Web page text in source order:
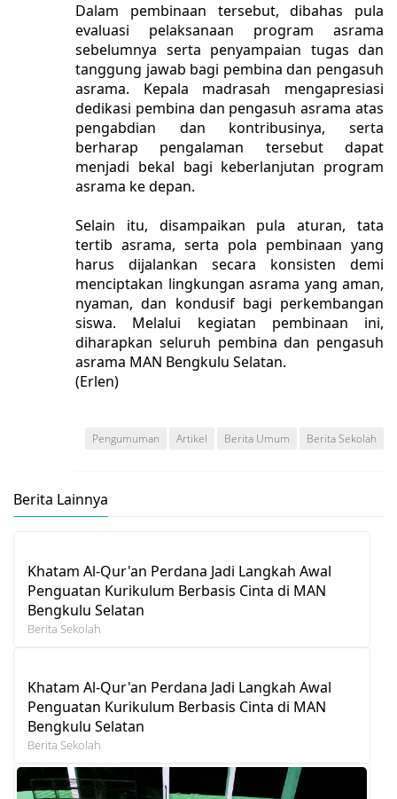
Dalam pembinaan tersebut, dibahas pula
evaluasi pelaksanaan program asrama
sebelumnya serta penyampaian tugas dan
tanggung jawab bagi pembina dan pengasuh
asrama. Kepala madrasah mengapresiasi
dedikasi pembina dan pengasuh asrama atas
pengabdian dan kontribusinya, serta
berharap pengalaman tersebut dapat
menjadi bekal bagi keberlanjutan program
asrama ke depan.
Selain itu, disampaikan pula aturan, tata
tertib asrama, serta pola pembinaan yang
harus dijalankan secara konsisten demi
menciptakan lingkungan asrama yang aman,
nyaman, dan kondusif bagi perkembangan
siswa. Melalui kegiatan pembinaan ini,
diharapkan seluruh pembina dan pengasuh
asrama MAN Bengkulu Selatan.
(Erlen)
Pengumuman Artikel Berita Umum Berita Sekolah
Berita Lainnya
Khatam Al-Qur'an Perdana Jadi Langkah Awal
Penguatan Kurikulum Berbasis Cinta di MAN
Bengkulu Selatan
Berita Sekolah
Khatam Al-Qur'an Perdana Jadi Langkah Awal
Penguatan Kurikulum Berbasis Cinta di MAN
Bengkulu Selatan
Berita Sekolah